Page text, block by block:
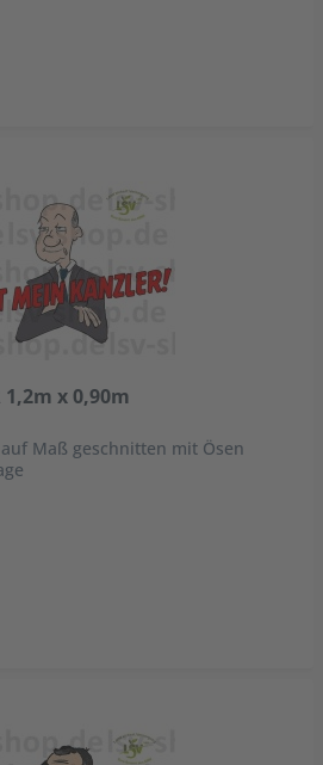
1,2m x 0,90m
auf Maß geschnitten mit Ösen